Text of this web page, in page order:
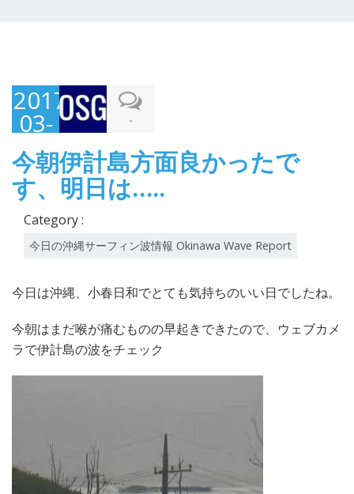
2017-
03-
31
-
今朝伊計島方面良かったで
す、明日は…..
Category :
今日の沖縄サーフィン波情報 Okinawa Wave Report
今日は沖縄、小春日和でとても気持ちのいい日でしたね。
今朝はまだ喉が痛むものの早起きできたので、ウェブカメ
ラで伊計島の波をチェック